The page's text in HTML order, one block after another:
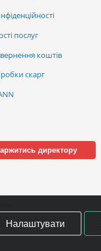
Налаштувати
послуг
коштів
скарг
директору